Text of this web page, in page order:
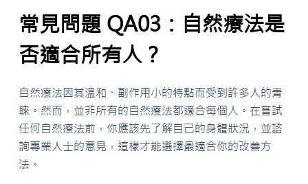
常見問題 QA03：自然療法是
否適合所有人？
自然療法因其溫和、副作用小的特點而受到許多人的青
睞。然而，並非所有的自然療法都適合每個人。在嘗試
任何自然療法前，你應該先了解自己的身體狀況，並諮
詢專業人士的意見，這樣才能選擇最適合你的改善方
法。